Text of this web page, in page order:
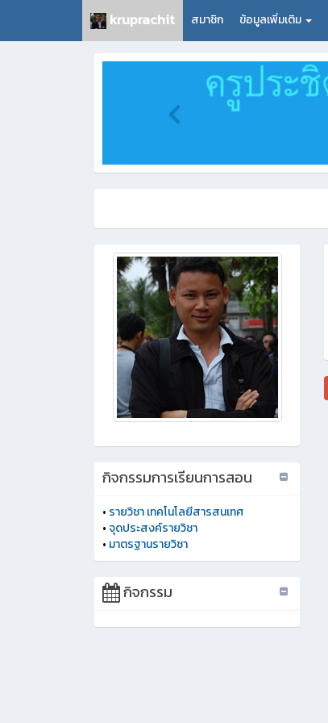
kruprachit สมาชิก ข้อมูลเพิ่มเติม
กิจกรรมการเรียนการสอน
• รายวิชา เทคโนโลยีสารสนเทศ
•จุดประสงค์รายวิชา
• มาตรฐานรายวิชา
กิจกรรม